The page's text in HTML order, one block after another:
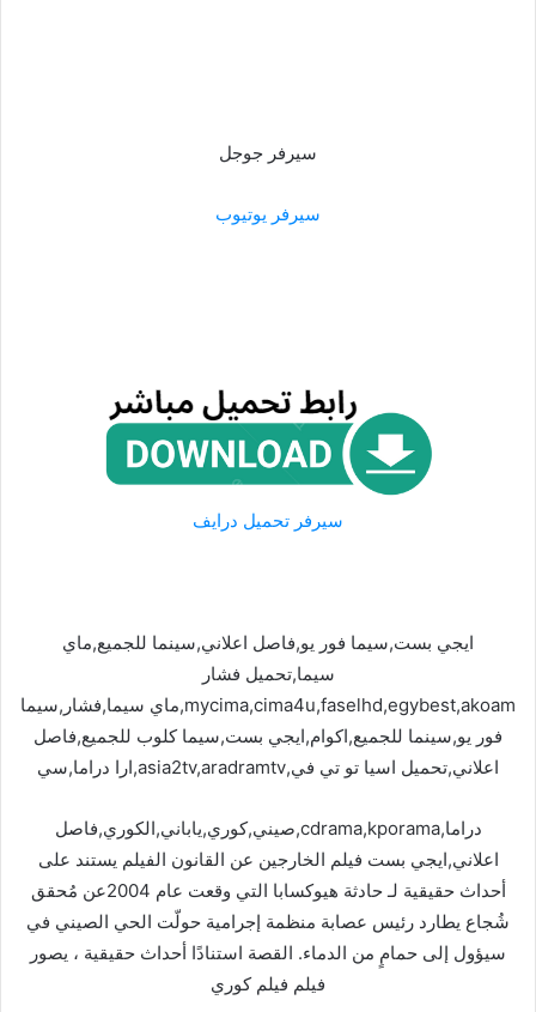
سيرفر جوجل
سيرفر يوتيوب
سيرفر تحميل درايف
ايجي بست,سيما فور يو,فاصل اعلاني,سينما للجميع,ماي
سيما,تحميل فشار
mycima,cima4u,faselhd,egybest,akoam,ماي سيما,فشار,سيما
فور يو,سينما للجميع,اكوام,ايجي بست,سيما كلوب للجميع,فاصل
اعلاني,تحميل اسيا تو تي في,asia2tv,aradramtv,ارا دراما,سي
دراما,cdrama,kporama,صيني,كوري,ياباني,الكوري,فاصل
اعلاني,ايجي بست فيلم الخارجين عن القانون الفيلم يستند على
أحداث حقيقية لـ حادثة هيوكسابا التي وقعت عام 2004عن مُحقق
شُجاع يطارد رئيس عصابة منظمة إجرامية حولّت الحي الصيني في
سيؤول إلى حمامٍ من الدماء. القصة استنادًا أحداث حقيقية ، يصور
فيلم فيلم كوري